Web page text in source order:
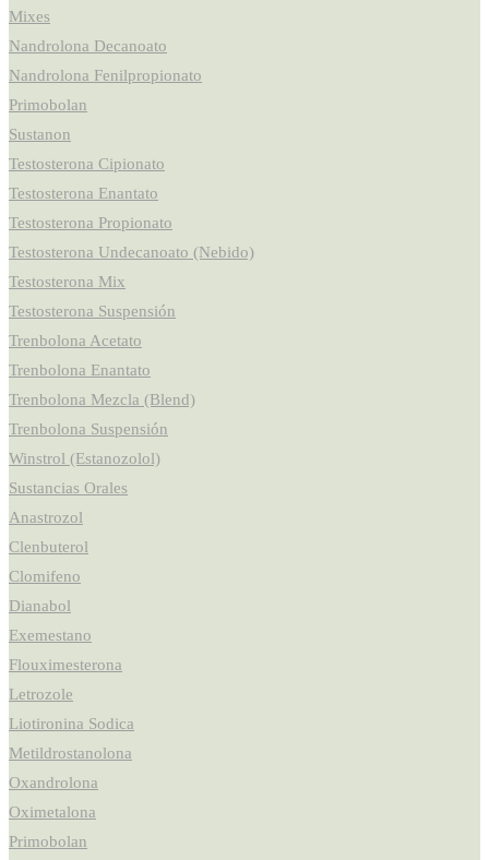
Mixes
Nandrolona Decanoato
Nandrolona Fenilpropionato
Primobolan
Sustanon
Testosterona Cipionato
Testosterona Enantato
Testosterona Propionato
Testosterona Undecanoato (Nebido)
Testosterona Mix
Testosterona Suspensión
Trenbolona Acetato
Trenbolona Enantato
Trenbolona Mezcla (Blend)
Trenbolona Suspensión
Winstrol (Estanozolol)
Sustancias Orales
Anastrozol
Clenbuterol
Clomifeno
Dianabol
Exemestano
Flouximesterona
Letrozole
Liotironina Sodica
Metildrostanolona
Oxandrolona
Oximetalona
Primobolan